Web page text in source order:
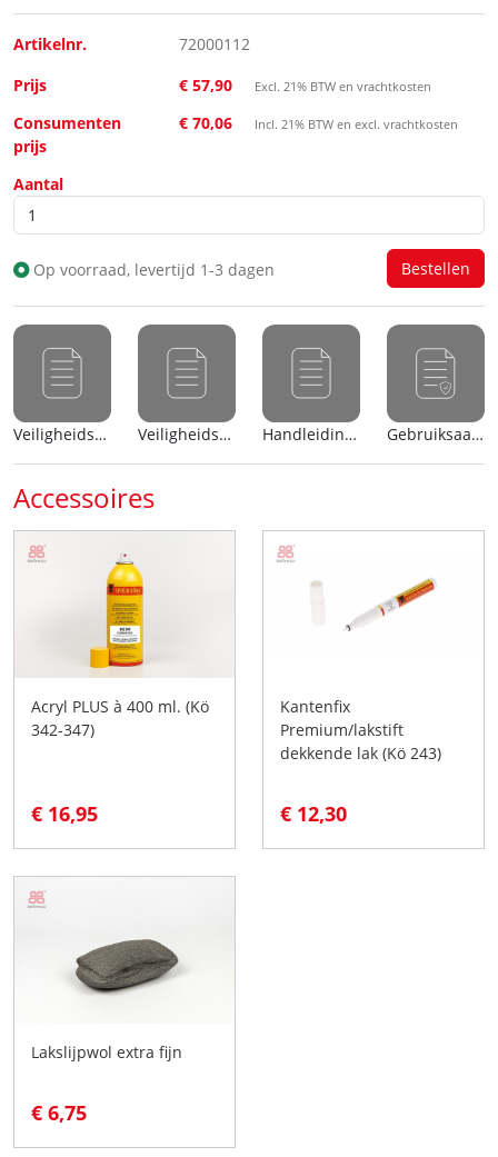
Artikelnr.
72000112
Prijs
€ 57,90 Excl. 21% BTW en vrachtkosten
Consumenten
prijs
€ 70,06 Incl. 21% BTW en excl. vrachtkosten
Aantal
Op voorraad, levertijd 1-3 dagen
Veiligheidsblad (nl) Veiligheidsblad (en) Handleiding (nl) Gebruiksaanwijzing
Accessoires
Acryl PLUS à 400 ml. (Kö
342-347)
€ 16,95
Kantenfix
Premium/lakstift
dekkende lak (Kö 243)
€ 12,30
Lakslijpwol extra fijn
€ 6,75